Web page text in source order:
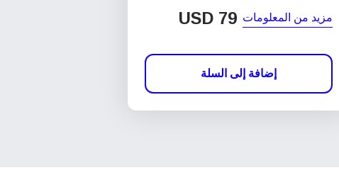
مزيد من المعلومات USD 79
إضافة إلى السلة